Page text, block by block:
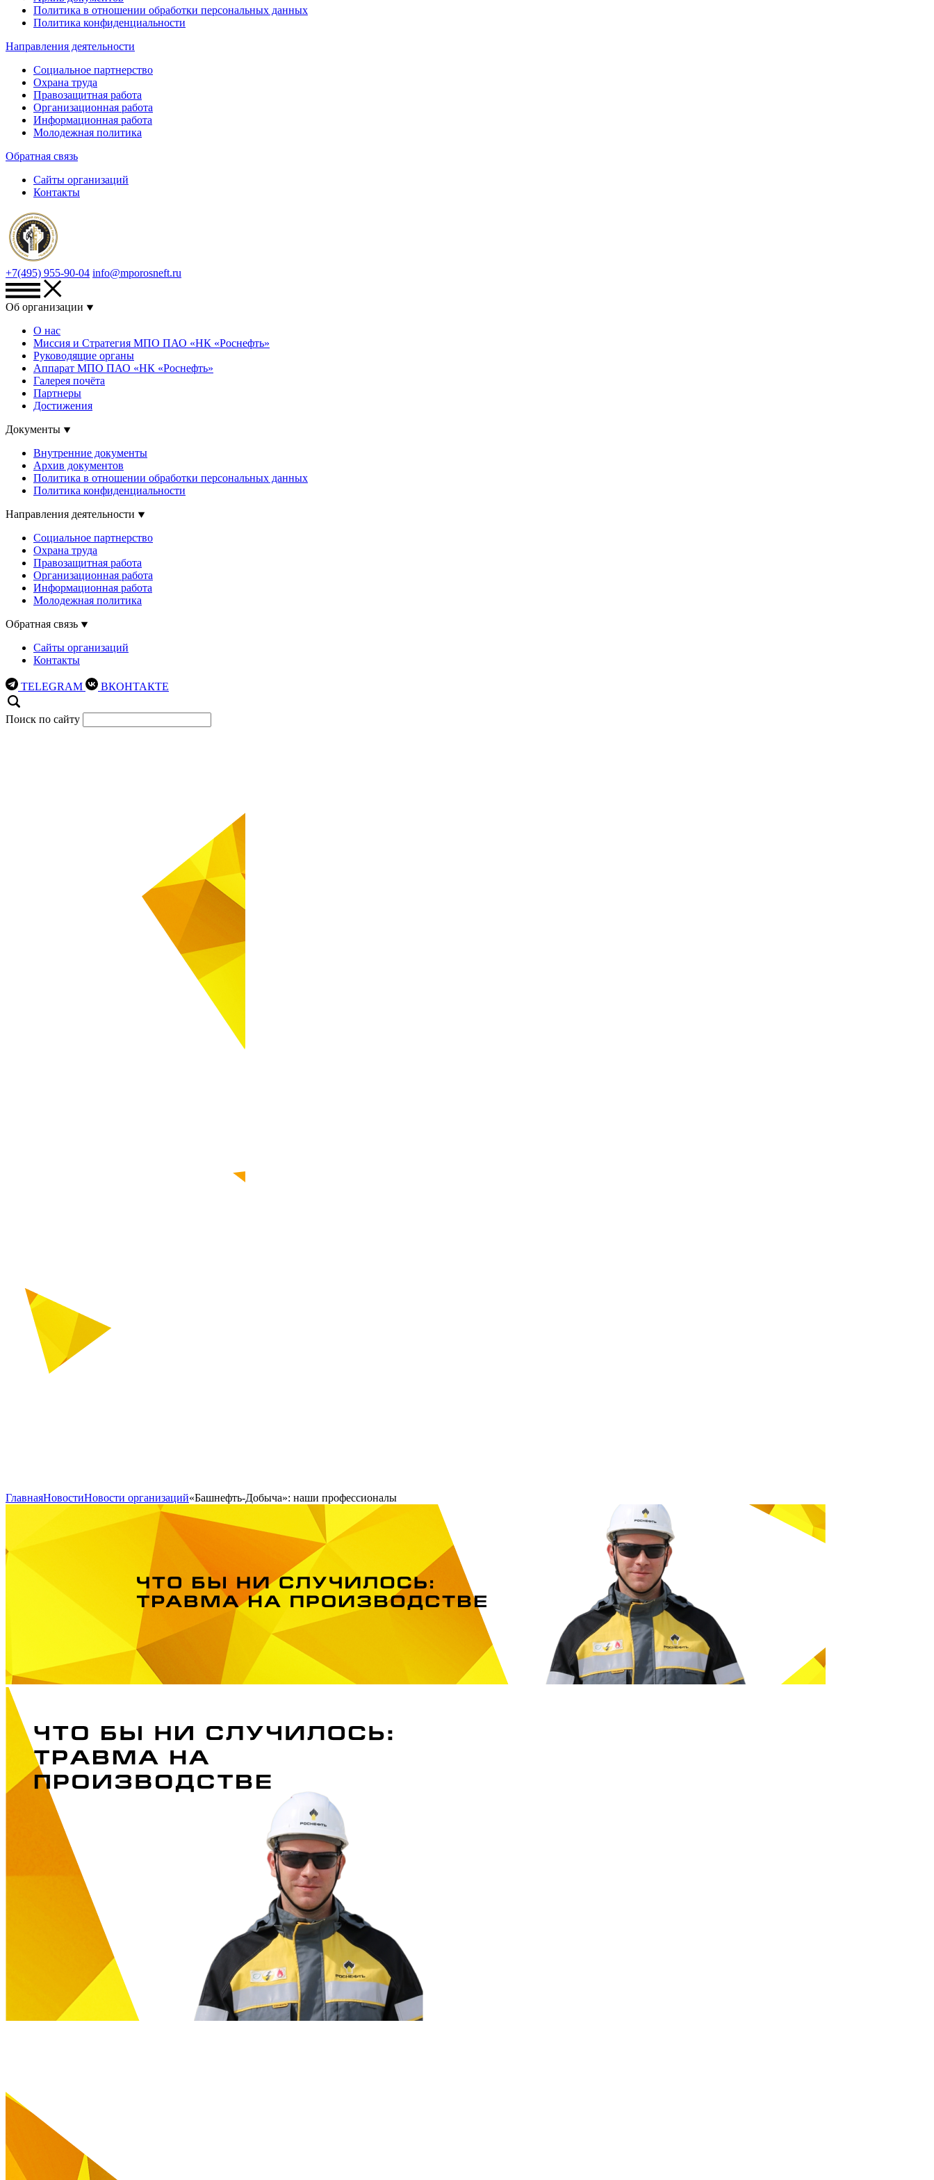
Политика в отношении обработки персональных данных
Политика конфиденциальности
Направления деятельности
Социальное партнерство
Охрана труда
Правозащитная работа
Организационная работа
Информационная работа
Молодежная политика
Обратная связь
Сайты организаций
Контакты
+7(495) 955-90-04 info@mporosneft.ru
Об организации
О нас
Миссия и Стратегия МПО ПАО «НК «Роснефть»
Руководящие органы
Аппарат МПО ПАО «НК «Роснефть»
Галерея почёта
Партнеры
Достижения
Документы
Внутренние документы
Архив документов
Политика в отношении обработки персональных данных
Политика конфиденциальности
Направления деятельности
Социальное партнерство
Охрана труда
Правозащитная работа
Организационная работа
Информационная работа
Молодежная политика
Обратная связь
Сайты организаций
Контакты
TELEGRAM ВКОНТАКТЕ
Поиск по сайту
ГлавнаяНовостиНовости организаций«Башнефть-Добыча»: наши профессионалы